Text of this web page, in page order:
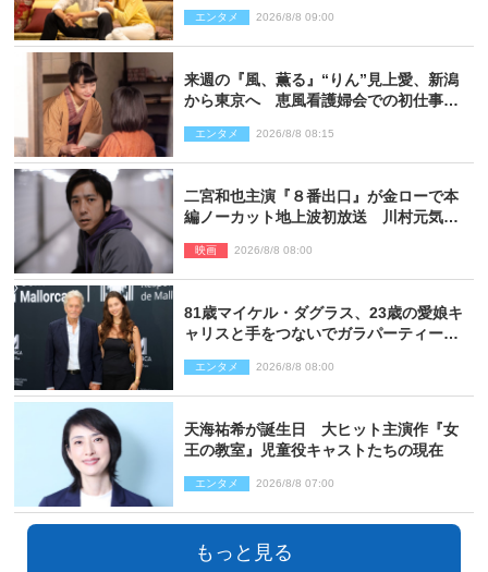
エンタメ 2026/8/8 09:00
来週の『風、薫る』“りん”見上愛、新潟
から東京へ 恵風看護婦会での初仕事に
エンタメ 2026/8/8 08:15
二宮和也主演『８番出口』が金ローで本
編ノーカット地上波初放送 川村元気監
映画 2026/8/8 08:00
81歳マイケル・ダグラス、23歳の愛娘キ
ャリスと手をつないでガラパーティーに
エンタメ 2026/8/8 08:00
天海祐希が誕生日 大ヒット主演作『女
王の教室』児童役キャストたちの現在
エンタメ 2026/8/8 07:00
もっと見る